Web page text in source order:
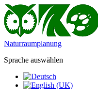
Naturraumplanung
Sprache auswählen